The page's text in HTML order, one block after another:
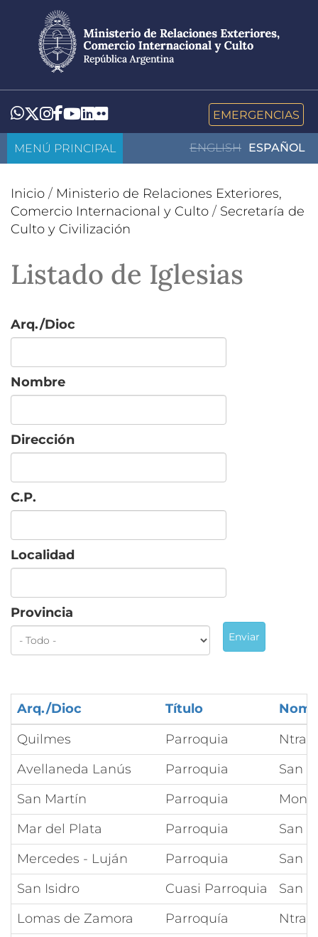
contenido
principal
Whatsapp
Twitter
Instagram
Facebook
YouTube
LinkedIn
Flickr EMERGENCIAS
ENGLISH ESPAÑOL
MENÚ PRINCIPAL
Inicio / Ministerio de Relaciones Exteriores,
Comercio Internacional y Culto / Secretaría de
Culto y Civilización
Listado de Iglesias
Arq./Dioc
Nombre
Dirección
C.P.
Localidad
Provincia
Enviar
Arq./Dioc Título
Quilmes
Parroquia
Ntra
Avellaneda Lanús
Parroquia
San
San Martín
Parroquia
Mar del Plata
Parroquia
San
Mercedes - Luján
Parroquia
San
San Isidro
Cuasi Parroquia
San
Lomas de Zamora
Parroquía
Ntra